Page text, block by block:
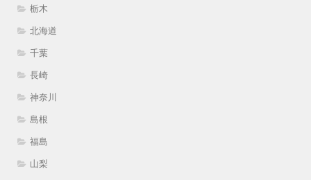
栃木
北海道
千葉
長崎
神奈川
島根
福島
山梨